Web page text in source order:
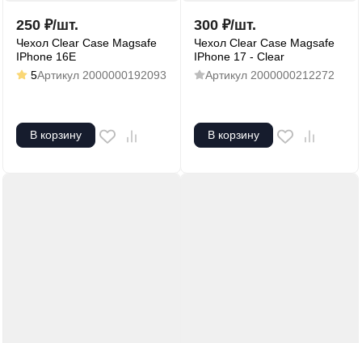
250 ₽/шт.
Чехол Clear Case Magsafe
IPhone 16E
5Артикул 2000000192093
В корзину
300 ₽/шт.
Чехол Clear Case Magsafe
IPhone 17 - Clear
Артикул 2000000212272
В корзину